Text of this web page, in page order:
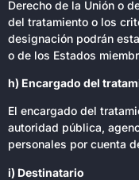
Derecho de la Unión o
del tratamiento o los
designación podrán
o de los Estados
h) Encargado del
El encargado del
autoridad pública,
personales por cuenta
i) Destinatario